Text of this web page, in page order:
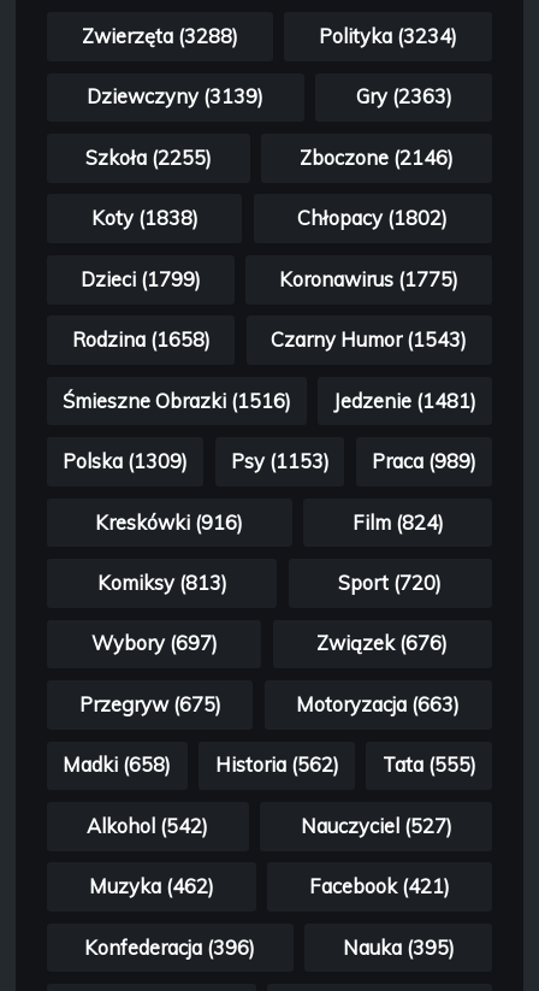
Zwierzęta (3288) Polityka (3234)
Dziewczyny (3139) Gry (2363)
Szkoła (2255) Zboczone (2146)
Koty (1838) Chłopacy (1802)
Dzieci (1799) Koronawirus (1775)
Rodzina (1658) Czarny Humor (1543)
Śmieszne Obrazki (1516) Jedzenie (1481)
Polska (1309) Psy (1153) Praca (989)
Kreskówki (916) Film (824)
Komiksy (813) Sport (720)
Wybory (697) Związek (676)
Przegryw (675) Motoryzacja (663)
Madki (658) Historia (562) Tata (555)
Alkohol (542) Nauczyciel (527)
Muzyka (462) Facebook (421)
Konfederacja (396) Nauka (395)